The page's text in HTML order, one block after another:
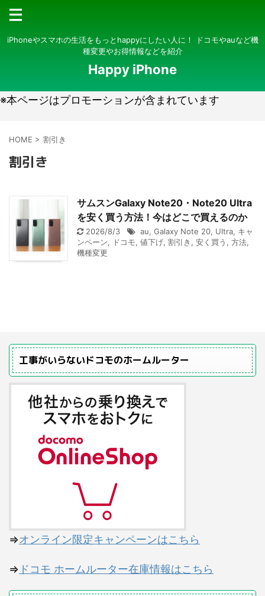
iPhoneやスマホの生活をもっとhappyにしたい人に！ ドコモやauなど機
種変更やお得情報などを紹介
Happy iPhone
※本ページはプロモーションが含まれています
HOME > 割引き
割引き
サムスンGalaxy Note20・Note20 Ultra
を安く買う方法！今はどこで買えるのか
2026/8/3 au, Galaxy Note 20, Ultra, キャ
ンペーン, ドコモ, 値下げ, 割引き , 安く買う , 方法,
機種変更
工事がいらないドコモのホームルーター
⇒オンライン限定キャンペーンはこちら
⇒ ドコモ ホームルーター在庫情報はこちら